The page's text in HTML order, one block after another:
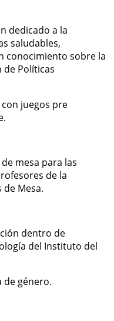
dedicado a la
saludables,
conocimiento sobre la
de Políticas
con juegos pre
mesa para las
de la
de Mesa.
dentro de
del Instituto del
de género.